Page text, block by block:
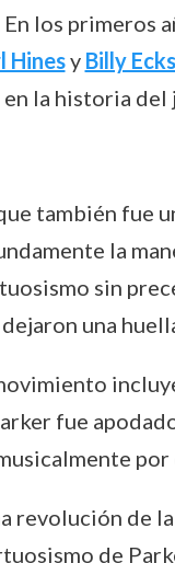
los primeros
Hinesy Billy
la historia del
también fue
la
sin
una
fue
de
de